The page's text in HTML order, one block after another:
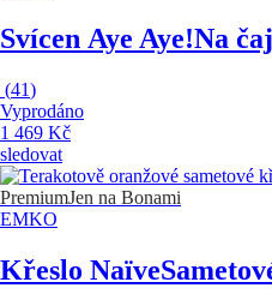
Svícen Aye Aye!Na
(41)
Vyprodáno
1 469 Kč
sledovat
PremiumJen na Bonami
EMKO
Křeslo Naïve